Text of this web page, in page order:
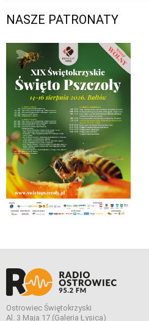
NASZE PATRONATY
Ostrowiec Świętokrzyski
Al. 3 Maja 17 (Galeria Łysica)